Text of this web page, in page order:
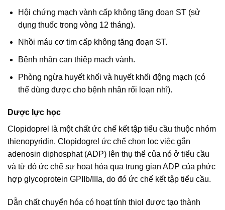
Hội chứng mạch vành cấp không tăng đoạn ST (sử
dụng thuốc trong vòng 12 tháng).
Nhồi máu cơ tim cấp không tăng đoạn ST.
Bệnh nhân can thiệp mạch vành.
Phòng ngừa huyết khối và huyết khối động mạch (có
thể dùng được cho bệnh nhân rối loạn nhĩ).
Dược lực học
Clopidoprel là một chất ức chế kết tập tiểu cầu thuộc nhóm
thienopyridin. Clopidogrel ức chế chọn lọc việc gắn
adenosin diphosphat (ADP) lên thụ thể của nó ở tiểu cầu
và từ đó ức chế sự hoạt hóa qua trung gian ADP của phức
hợp glycoprotein GPIIb/IIIa, do đó ức chế kết tập tiểu cầu.
Dẫn chất chuyển hóa có hoạt tính thiol được tạo thành